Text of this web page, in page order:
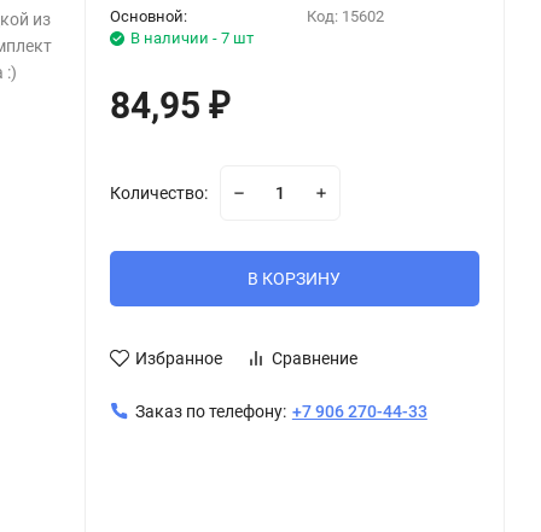
из
:)
Основной:
В наличии - 7 шт
Код: 15602
84,95 ₽
Количество:
В КОРЗИНУ
Избранное Сравнение
Заказ по телефону: +7 906 270-44-33